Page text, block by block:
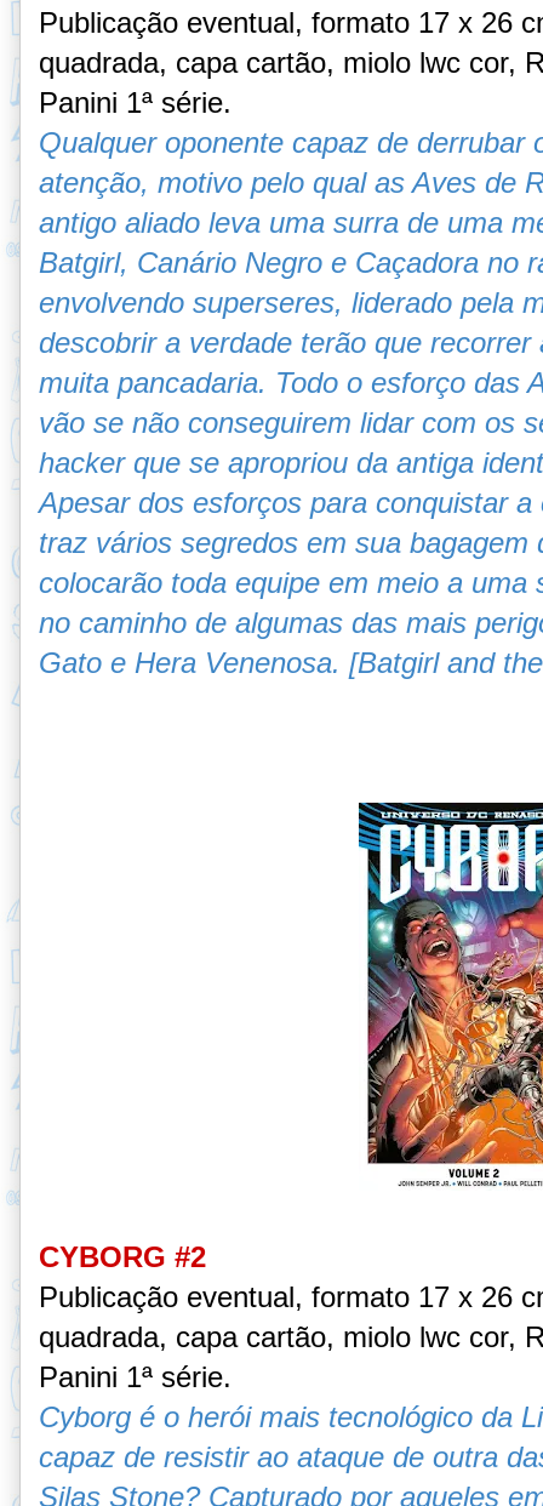
Publicação eventual, formato 17 x 26
quadrada, capa cartão, miolo lwc cor,
Panini 1ª série.
Qualquer oponente capaz de derrubar
atenção, motivo pelo qual as Aves de
antigo aliado leva uma surra de uma
Batgirl, Canário Negro e Caçadora no
envolvendo superseres, liderado pela
descobrir a verdade terão que
muita pancadaria. Todo o esforço das
vão se não conseguirem lidar com os
hacker que se apropriou da antiga
Apesar dos esforços para conquistar
traz vários segredos em sua bagagem
colocarão toda equipe em meio a uma
no caminho de algumas das mais
Gato e Hera Venenosa. [Batgirl and
CYBORG #2
Publicação eventual, formato 17 x 26
quadrada, capa cartão, miolo lwc cor,
Panini 1ª série.
Cyborg é o herói mais tecnológico da
capaz de resistir ao ataque de outra
Silas Stone? Capturado por aqueles